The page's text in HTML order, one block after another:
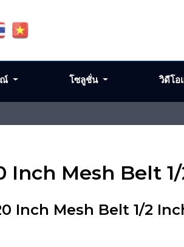
Inch Mesh Belt
Inch Mesh Belt 1/2
ณ์ โซลูชั่น วิดีโอ